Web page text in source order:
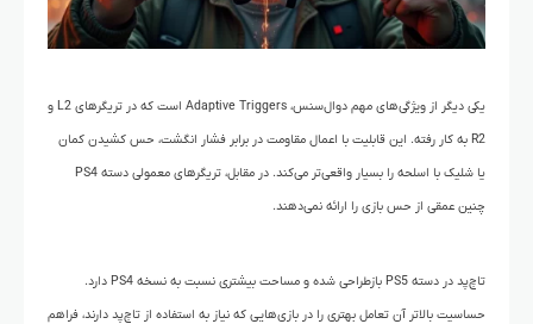
یکی دیگر از ویژگی‌های مهم دوال‌سنس، Adaptive Triggers است که در تریگرهای L2 و
R2 به کار رفته. این قابلیت با اعمال مقاومت در برابر فشار انگشت، حس کشیدن کمان
یا شلیک با اسلحه را بسیار واقعی‌تر می‌کند. در مقابل، تریگرهای معمولی دسته PS4
چنین عمقی از حس بازی را ارائه نمی‌دهند.
تاچ‌پد در دسته PS5 بازطراحی شده و مساحت بیشتری نسبت به نسخه PS4 دارد.
حساسیت بالاتر آن تعامل بهتری را در بازی‌هایی که نیاز به استفاده از تاچ‌پد دارند، فراهم